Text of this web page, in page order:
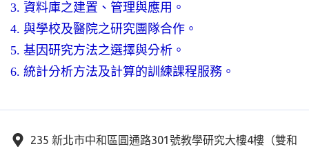
3. 資料庫之建置、管理與應用。
4. 與學校及醫院之研究團隊合作。
5. 基因研究方法之選擇與分析。
6. 統計分析方法及計算的訓練課程服務。
235 新北市中和區圓通路301號教學研究大樓4樓（雙和